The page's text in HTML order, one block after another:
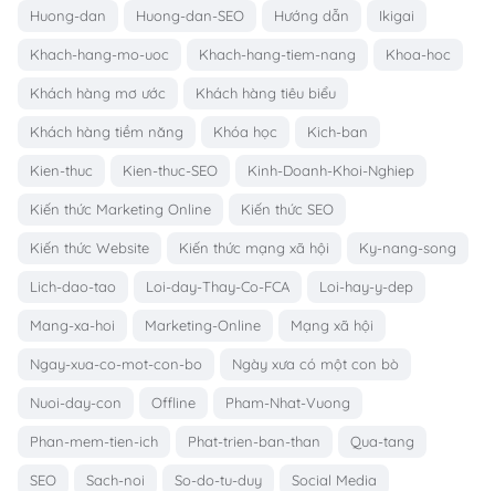
Huong-dan Huong-dan-SEO Hướng dẫn Ikigai
Khach-hang-mo-uoc Khach-hang-tiem-nang Khoa-hoc
Khách hàng mơ ước Khách hàng tiêu biểu
Khách hàng tiềm năng Khóa học Kich-ban
Kien-thuc Kien-thuc-SEO Kinh-Doanh-Khoi-Nghiep
Kiến thức Marketing Online Kiến thức SEO
Kiến thức Website Kiến thức mạng xã hội Ky-nang-song
Lich-dao-tao Loi-day-Thay-Co-FCA Loi-hay-y-dep
Mang-xa-hoi Marketing-Online Mạng xã hội
Ngay-xua-co-mot-con-bo Ngày xưa có một con bò
Nuoi-day-con Offline Pham-Nhat-Vuong
Phan-mem-tien-ich Phat-trien-ban-than Qua-tang
SEO Sach-noi So-do-tu-duy Social Media